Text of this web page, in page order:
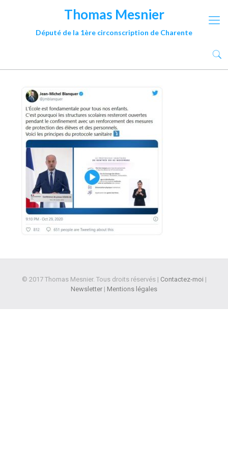
Thomas Mesnier
Député de la 1ère circonscription de Charente
© 2017 Thomas Mesnier. Tous droits réservés | Contactez-moi |
Newsletter | Mentions légales